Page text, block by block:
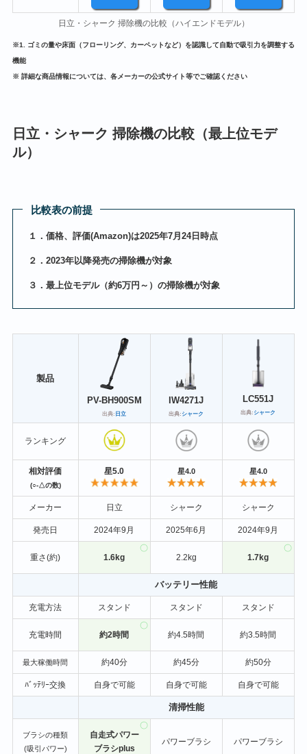
日立・シャーク 掃除機の比較（ハイエンドモデル）
※1. ゴミの量や床面（フローリング、カーペットなど）を認識して自動で吸引力を調整する
機能
※ 詳細な商品情報については、各メーカーの公式サイト等でご確認ください
日立・シャーク 掃除機の比較（最上位モデ
ル）
比較表の前提
１．価格、評価(Amazon)は2025年7月24日時点
２．2023年以降発売の掃除機が対象
３．最上位モデル（約6万円～）の掃除機が対象
製品
PV-BH900SM
出典: 日立
IW4271J
出典: シャーク
LC551J
出典: シャーク
ランキング
相対評価
(○-△の数)
星5.0 星4.0 星4.0
メーカー 日立 シャーク シャーク
発売日 2024年9月 2025年6月 2024年9月
重さ(約) 1.6kg 2.2kg 1.7kg
バッテリー性能
充電方法 スタンド スタンド スタンド
充電時間 約2時間 約4.5時間 約3.5時間
最大稼働時間 約40分 約45分 約50分
ﾊﾞｯﾃﾘｰ交換 自身で可能 自身で可能 自身で可能
清掃性能
ブラシの種類
(吸引パワー)
自走式パワー
ブラシplus
パワーブラシ パワーブラシ